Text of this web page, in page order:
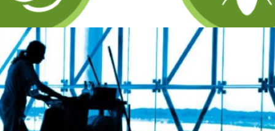
DISINFESTAZIONI